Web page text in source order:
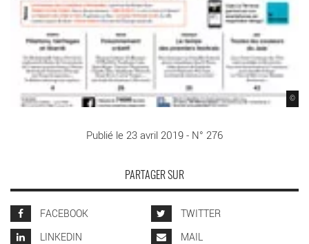
©
Publié le 23 avril 2019 - N° 276
PARTAGER SUR
FACEBOOK
TWITTER
LINKEDIN
MAIL